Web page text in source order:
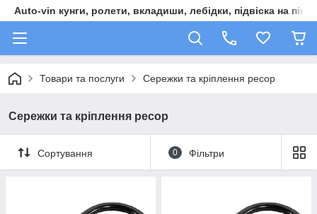
Auto-vin кунги, ролети, вкладиши, лебідки, підвіска на пікап
Товари та послуги Сережки та кріплення ресор
Сережки та кріплення ресор
Сортування 0 Фільтри